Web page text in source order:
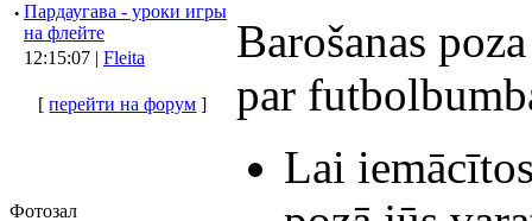
· Пардаугава - уроки игры
на флейте
12:15:07 | Fleita
[перейти на форум ]
Фотозал
Barošanas
par
Lai